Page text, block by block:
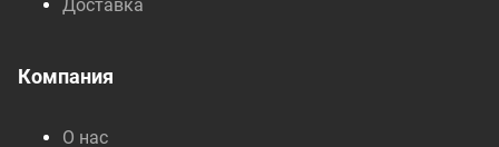
Доставка
Компания
О нас